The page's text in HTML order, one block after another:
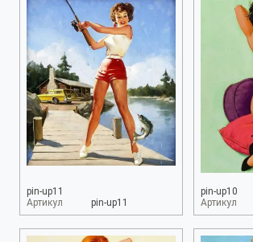
pin-up11
Артикул
pin-up11
pin-up10
Артикул